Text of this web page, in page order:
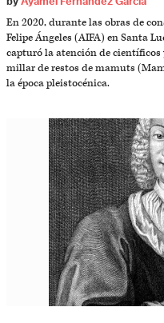
En 2020, durante las obras de
Felipe Ángeles (AIFA) en Santa
capturó la atención de
millar de restos de mamuts
la época pleistocénica.